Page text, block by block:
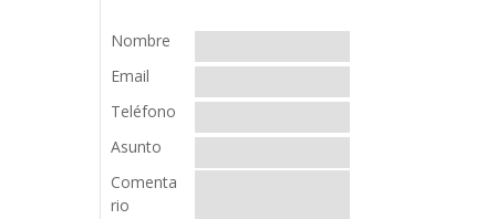
Nombre
Email
Teléfono
Asunto
Comenta
rio